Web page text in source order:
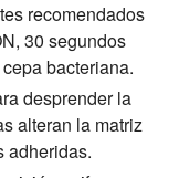
recomendados
30 segundos
bacteriana.
desprender la
alteran la matriz
adheridas.